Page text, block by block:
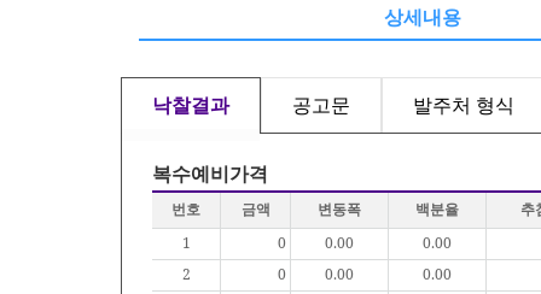
상세내용
낙찰결과 공고문 발주처 형식
복수예비가격
번호 금액 변동폭 백분율
추
1
0 0.00
0.00
2
0 0.00
0.00